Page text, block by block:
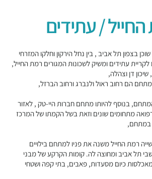
/ עתידים
בצפון תל אביב , בין נחל הירקון וחלקו המזרחי
עתידים ומשיק לשכונות המגורים רמת החייל,
דן וצהלה,
הם רחוב ראול ולנברג ורחוב הברזל,
בנוסף להיותו מתחם חברות היי-טק , לאזור
מתחומים שונים וזאת בשל הקמתו של המרכז
במתחם,
רמת החייל משנה את פניו למתחם בילויים
תל אביב ומחוצה לה. קומות הקרקע של מבני
כיום מסעדות, פאבים, בתי קפה ושטחי